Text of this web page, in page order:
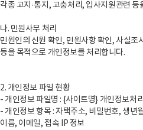
각종 고지·통지, 고충처리, 입사지원관련
나. 민원사무 처리
민원인의 신원 확인, 민원사항 확인, 사실조
등을 목적으로 개인정보를 처리합니다.
2. 개인정보 파일 현황
- 개인정보 파일명 : {사이트명} 개인정보처
- 개인정보 항목 : 자택주소, 비밀번호, 생년
이름, 이메일, 접속 IP 정보